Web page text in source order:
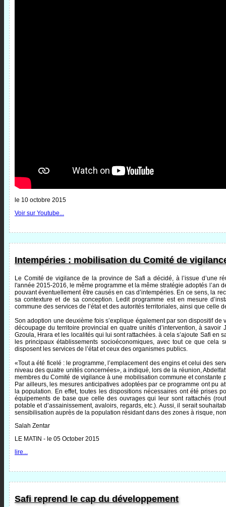
le 10 octobre 2015
Voir sur Youtube...
Intempéries : mobilisation du Comité de
Le Comité de vigilance de la province de Safi a décidé, à l’issue d’une
l'année 2015-2016, le même programme et la même stratégie adoptés l’an
pouvant éventuellement être causés en cas d’intempéries. En ce sens, la
sa contexture et de sa conception. Ledit programme est en mesure
commune des services de l’état et des autorités territoriales, ainsi que celle
Son adoption une deuxième fois s’explique également par son dispositif de
découpage du territoire provincial en quatre unités d’intervention, à
Gzoula, Hrara et les localités qui lui sont rattachées. à cela s’ajoute Safi en
les principaux établissements socioéconomiques, avec tout ce que
disposent les services de l’état et ceux des organismes publics.
«Tout a été ficelé : le programme, l’emplacement des engins et celui des
niveau des quatre unités concernées», a indiqué, lors de la réunion,
membres du Comité de vigilance à une mobilisation commune et
Par ailleurs, les mesures anticipatives adoptées par ce programme ont pu
la population. En effet, toutes les dispositions nécessaires ont été prises
équipements de base que celle des ouvrages qui leur sont rattachés
potable et d’assainissement, avaloirs, regards, etc.). Aussi, il serait
sensibilisation auprès de la population résidant dans des zones à risque,
Salah Zentar
LE MATIN - le 05 October 2015
lire...
Safi reprend le cap du développement